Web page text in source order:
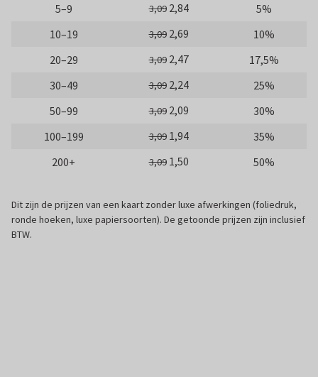
5–9
3,09 2,84
5%
10–19
3,09 2,69
10%
20–29
3,09 2,47
17,5%
30–49
3,09 2,24
25%
50–99
3,09 2,09
30%
100–199
3,09 1,94
35%
200+
3,09 1,50 50%
Dit zijn de prijzen van een kaart zonder luxe afwerkingen (foliedruk,
ronde hoeken, luxe papiersoorten). De getoonde prijzen zijn inclusief
BTW.